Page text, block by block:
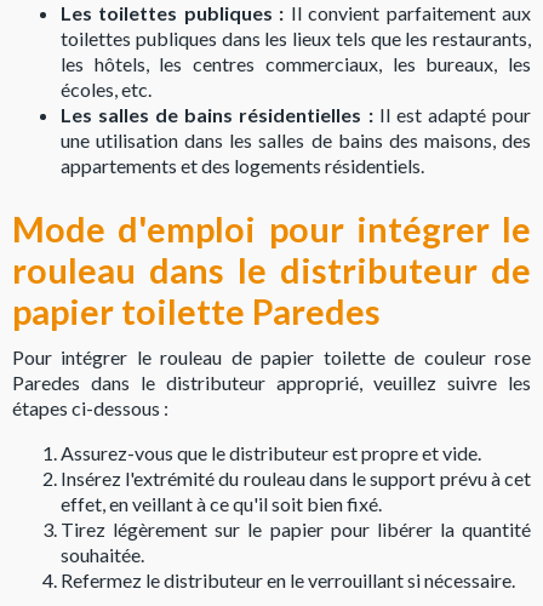
Les toilettes publiques : Il convient parfaitement aux
toilettes publiques dans les lieux tels que les restaurants,
les hôtels, les centres commerciaux, les bureaux, les
écoles, etc.
Les salles de bains résidentielles :Il est adapté pour
une utilisation dans les salles de bains des maisons, des
appartements et des logements résidentiels.
Mode d'emploi pour intégrer le
rouleau dans le distributeur de
papier toilette Paredes
Pour intégrer le rouleau de papier toilette de couleur rose
Paredes dans le distributeur approprié, veuillez suivre les
étapes ci-dessous :
Assurez-vous que le distributeur est propre et vide.
Insérez l'extrémité du rouleau dans le support prévu à cet
effet, en veillant à ce qu'il soit bien fixé.
Tirez légèrement sur le papier pour libérer la quantité
souhaitée.
Refermez le distributeur en le verrouillant si nécessaire.